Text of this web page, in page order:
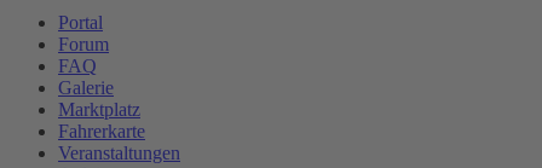
Portal
Forum
FAQ
Galerie
Marktplatz
Fahrerkarte
Veranstaltungen